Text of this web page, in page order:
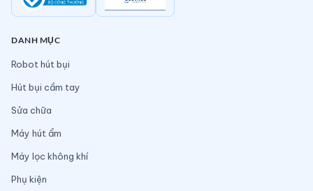
DANH MỤC
Robot hút bụi
Hút bụi cầm tay
Sửa chữa
Máy hút ẩm
Máy lọc không khí
Phụ kiện